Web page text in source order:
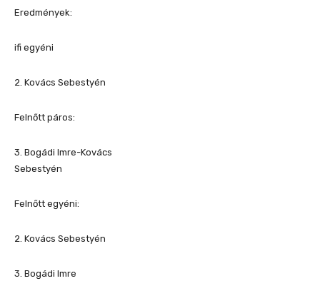
Eredmények:
ifi egyéni
2. Kovács Sebestyén
Felnőtt páros:
3. Bogádi Imre-Kovács
Sebestyén
Felnőtt egyéni:
2. Kovács Sebestyén
3. Bogádi Imre